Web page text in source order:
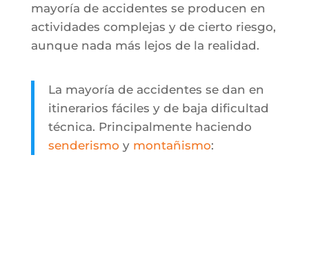
mayoría de accidentes se producen en
actividades complejas y de cierto riesgo,
aunque nada más lejos de la realidad.
La mayoría de accidentes se dan en
itinerarios fáciles y de baja dificultad
técnica. Principalmente haciendo
senderismo y montañismo: